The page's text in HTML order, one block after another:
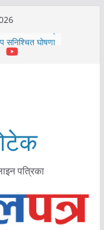
सीमामा कडाइ
सुनिश्चित घोषणा
महत्वपूर्ण छ :
पत्रिका